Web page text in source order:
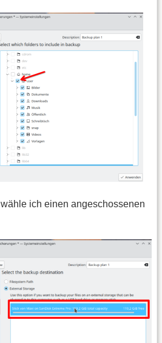
wähle ich einen angeschossenen